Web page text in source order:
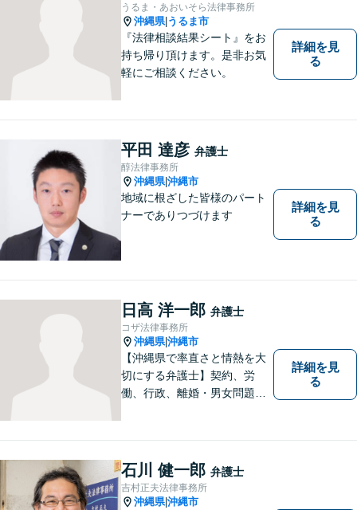
うるま・あおいそら法律事務所
沖縄県| うるま市
『法律相談結果シート』をお
持ち帰り頂けます。是非お気
軽にご相談ください。
詳細を見
る
平田 達彦 弁護士
醇法律事務所
沖縄県|沖縄市
地域に根ざした皆様のパート
ナーでありつづけます
詳細を見
る
日高 洋一郎 弁護士
コザ法律事務所
沖縄県|沖縄市
【沖縄県で率直さと情熱を大
切にする弁護士】契約、労
働、行政、離婚・男女問題、
の皆様のお役に立てればと思
っております。お困りごとが
あれば、一度ご相談くださ
い。
詳細を見
る
石川 健一郎 弁護士
吉村正夫法律事務所
沖縄県|沖縄市